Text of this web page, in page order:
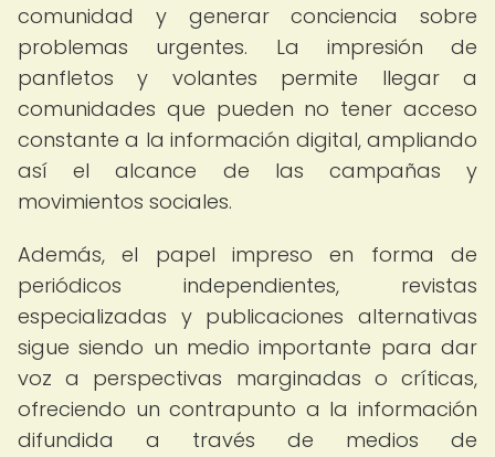
comunidad y generar conciencia sobre
problemas urgentes. La impresión de
panfletos y volantes permite llegar a
comunidades que pueden no tener acceso
constante a la información digital, ampliando
así el alcance de las campañas y
movimientos sociales.
Además, el papel impreso en forma de
periódicos independientes, revistas
especializadas y publicaciones alternativas
sigue siendo un medio importante para dar
voz a perspectivas marginadas o críticas,
ofreciendo un contrapunto a la información
difundida a través de medios de